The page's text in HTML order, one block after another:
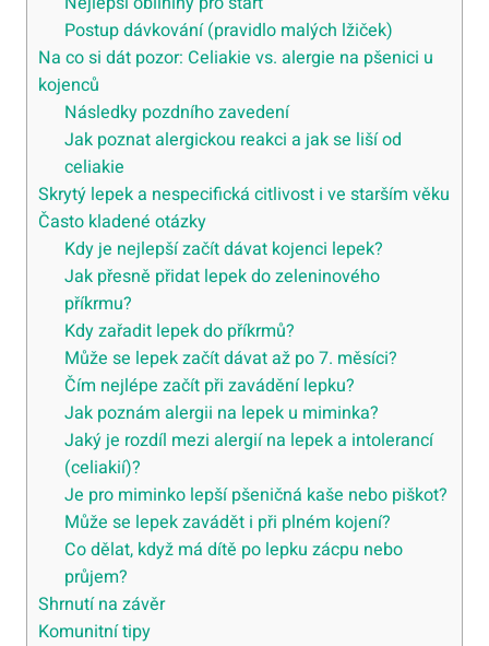
Postup dávkování (pravidlo malých lžiček)
Na co si dát pozor: Celiakie vs. alergie na pšenici u
kojenců
Následky pozdního zavedení
Jak poznat alergickou reakci a jak se liší od
celiakie
Skrytý lepek a nespecifická citlivost i ve starším věku
Často kladené otázky
Kdy je nejlepší začít dávat kojenci lepek?
Jak přesně přidat lepek do zeleninového
příkrmu?
Kdy zařadit lepek do příkrmů?
Může se lepek začít dávat až po 7. měsíci?
Čím nejlépe začít při zavádění lepku?
Jak poznám alergii na lepek u miminka?
Jaký je rozdíl mezi alergií na lepek a intolerancí
(celiakií)?
Je pro miminko lepší pšeničná kaše nebo piškot?
Může se lepek zavádět i při plném kojení?
Co dělat, když má dítě po lepku zácpu nebo
průjem?
Shrnutí na závěr
Komunitní tipy